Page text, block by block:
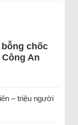
chốc
An
– triệu người